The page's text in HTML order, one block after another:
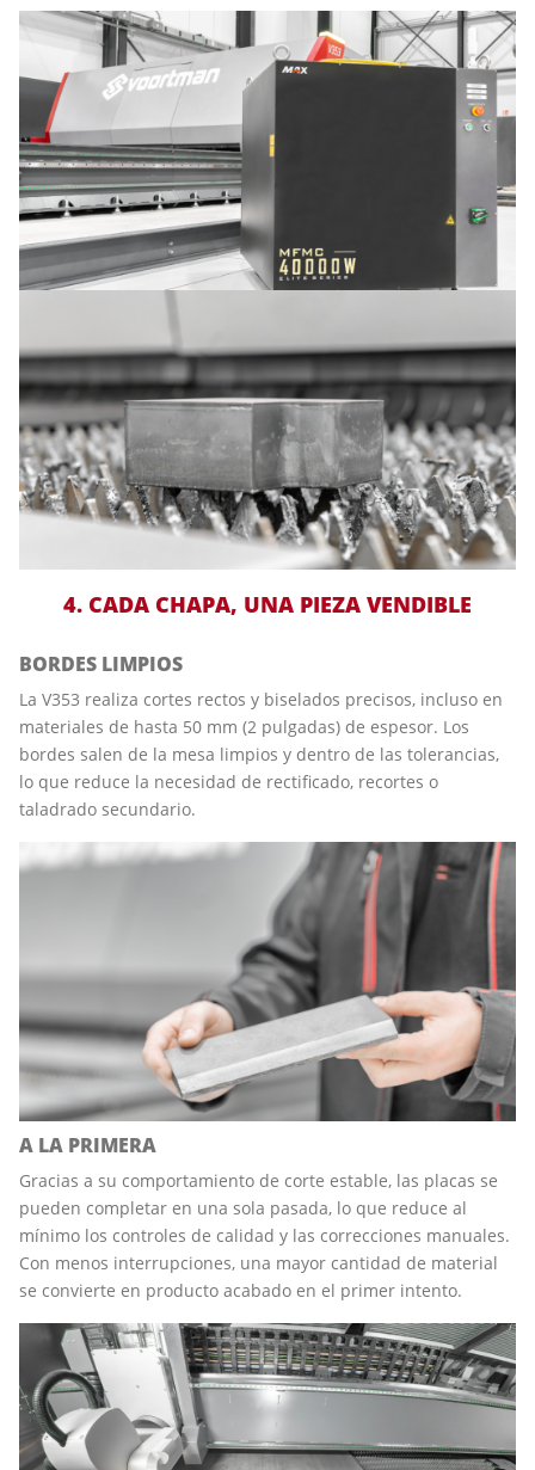
4. CADA CHAPA, UNA PIEZA VENDIBLE
BORDES LIMPIOS
La V353 realiza cortes rectos y biselados precisos, incluso en
materiales de hasta 50 mm (2 pulgadas) de espesor. Los
bordes salen de la mesa limpios y dentro de las tolerancias,
lo que reduce la necesidad de rectificado, recortes o
taladrado secundario.
A LA PRIMERA
Gracias a su comportamiento de corte estable, las placas se
pueden completar en una sola pasada, lo que reduce al
mínimo los controles de calidad y las correcciones manuales.
Con menos interrupciones, una mayor cantidad de material
se convierte en producto acabado en el primer intento.